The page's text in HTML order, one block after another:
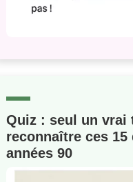
Quiz : seul un vrai
reconnaître ces
années 90